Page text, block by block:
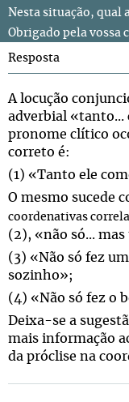
Nesta situação, qual
Obrigado pela vossa
Resposta
A locução
adverbial «tanto...
pronome clítico
correto é:
(1) «Tanto ele
O mesmo sucede
coordenativas
(2), «não só...
(3) «Não só fez
sozinho»;
(4) «Não só fez o
Deixa-se a
mais informação
da próclise na